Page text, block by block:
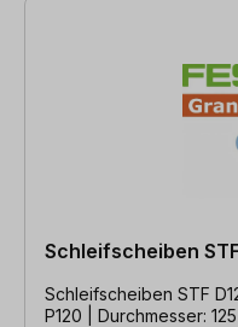
Schleifscheiben
Schleifscheiben STF
P120 | Durchmesser: